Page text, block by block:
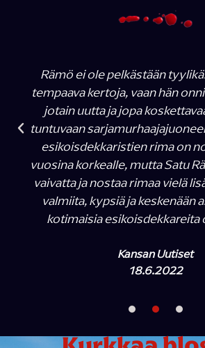
Rämö ei ole pelkästään
tempaava kertoja, vaan hän
jotain uutta ja jopa
tuntuvaan
esikoisdekkaristien rima on
vuosina korkealle, mutta Satu
vaivatta ja nostaa rimaa vielä
valmiita, kypsiä ja keskenään
kotimaisia esikoisdekkareita
Kansan Uutiset
18.6.2022